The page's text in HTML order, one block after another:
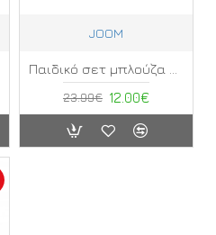
JOOM
12.00€
23.99€